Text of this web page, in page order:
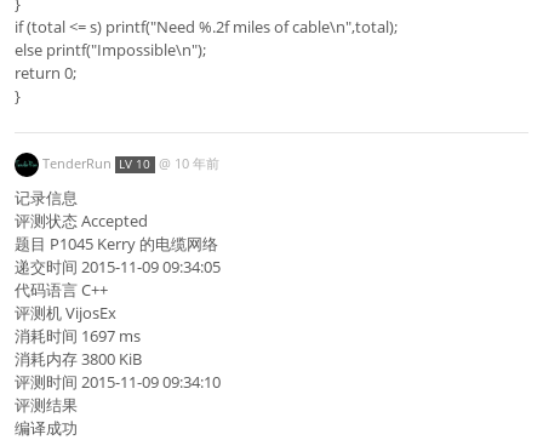
if (total <= s) printf("Need %.2f miles of cable\n",total);
else printf("Impossible\n");
return 0;
}
TenderRun LV 10 @ 10 年前
记录信息
评测状态 Accepted
题目 P1045 Kerry 的电缆网络
递交时间 2015-11-09 09:34:05
代码语言 C++
评测机 VijosEx
消耗时间 1697 ms
消耗内存 3800 KiB
评测时间 2015-11-09 09:34:10
评测结果
编译成功